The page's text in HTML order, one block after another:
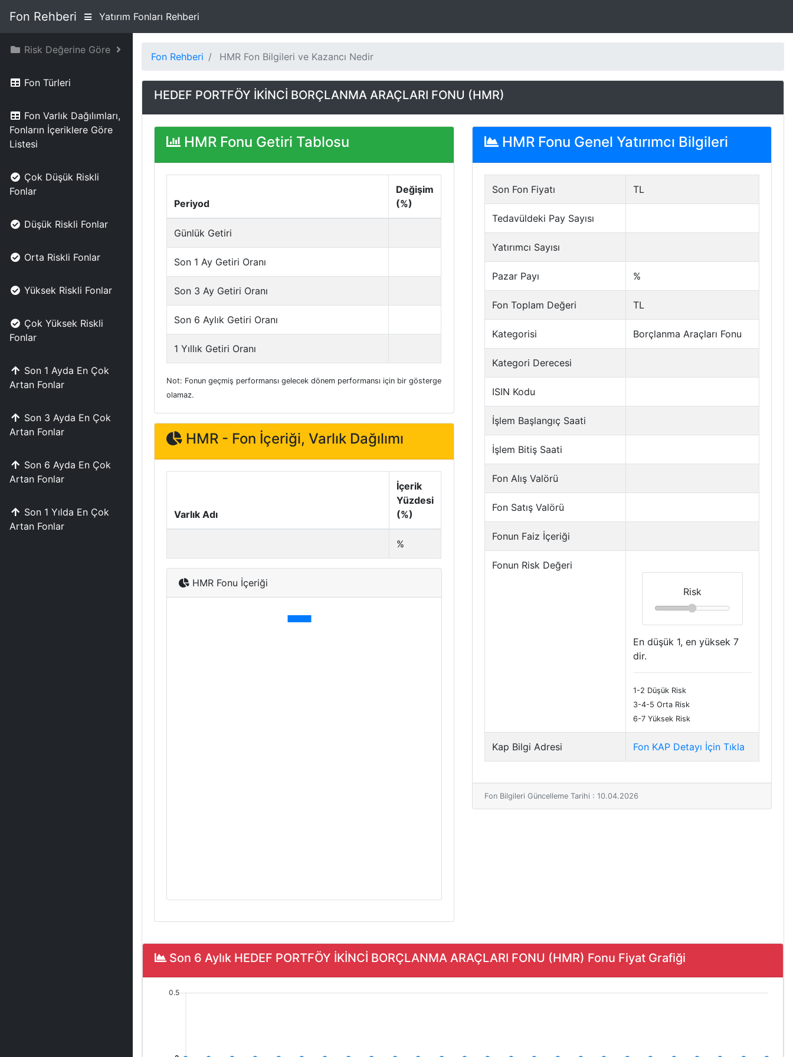
Fon Rehberi Yatırım Fonları Rehberi
Risk Değerine Göre
Fon Türleri
Fon Varlık Dağılımları,
Fonların İçeriklere Göre
Listesi
Çok Düşük Riskli
Fonlar
Düşük Riskli Fonlar
Orta Riskli Fonlar
Yüksek Riskli Fonlar
Çok Yüksek Riskli
Fonlar
Son 1 Ayda En Çok
Artan Fonlar
Son 3 Ayda En Çok
Artan Fonlar
Son 6 Ayda En Çok
Artan Fonlar
Son 1 Yılda En Çok
Artan Fonlar
Fon Rehberi HMR Fon Bilgileri ve Kazancı Nedir
HEDEF PORTFÖY İKİNCİ BORÇLANMA ARAÇLARI FONU (HMR)
HMR Fonu Getiri Tablosu
Periyod
Değişim
(%)
Günlük Getiri
Son 1 Ay Getiri Oranı
Son 3 Ay Getiri Oranı
Son 6 Aylık Getiri Oranı
1 Yıllık Getiri Oranı
Not: Fonun geçmiş performansı gelecek dönem performansı için bir gösterge
olamaz.
HMR - Fon İçeriği, Varlık Dağılımı
Varlık Adı
İçerik
Yüzdesi
(%)
%
HMR Fonu İçeriği
HMR Fonu Genel Yatırımcı Bilgileri
Son Fon Fiyatı TL
Tedavüldeki Pay Sayısı
Yatırımcı Sayısı
Pazar Payı %
Fon Toplam Değeri TL
Kategorisi Borçlanma Araçları Fonu
Kategori Derecesi
ISIN Kodu
İşlem Başlangıç Saati
İşlem Bitiş Saati
Fon Alış Valörü
Fon Satış Valörü
Fonun Faiz İçeriği
Fonun Risk Değeri
Risk
En düşük 1, en yüksek 7
dir.
1-2 Düşük Risk
3-4-5 Orta Risk
6-7 Yüksek Risk
Kap Bilgi Adresi Fon KAP Detayı İçin Tıkla
Fon Bilgileri Güncelleme Tarihi : 10.04.2026
Son 6 Aylık HEDEF PORTFÖY İKİNCİ BORÇLANMA ARAÇLARI FONU (HMR) Fonu Fiyat Grafiği